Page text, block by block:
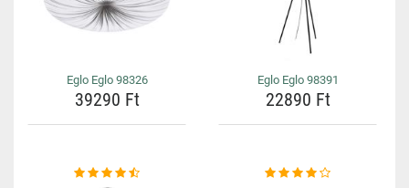
Eglo Eglo 98326
39290 Ft
Eglo Eglo 98391
22890 Ft